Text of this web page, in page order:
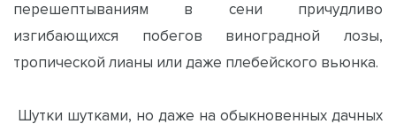
перешептываниям в сени причудливо
изгибающихся побегов виноградной лозы,
тропической лианы или даже плебейского вьюнка.
Шутки шутками, но даже на обыкновенных дачных